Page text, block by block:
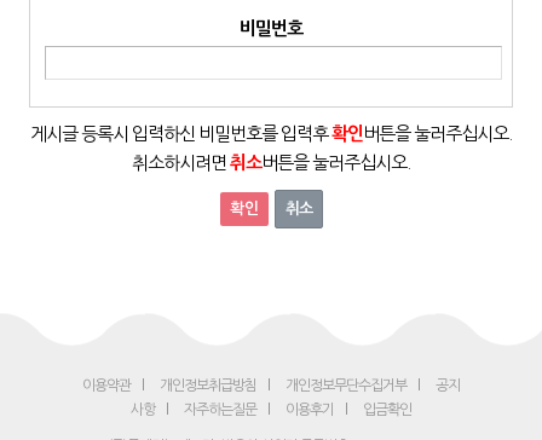
비밀번호
게시글 등록시 입력하신 비밀번호를 입력후확인 버튼을 눌러주십시오.
취소하시려면 취소버튼을 눌러주십시오.
취소
이용약관 개인정보취급방침 개인정보무단수집거부
공지
사항
자주하는질문 이용후기 입금확인